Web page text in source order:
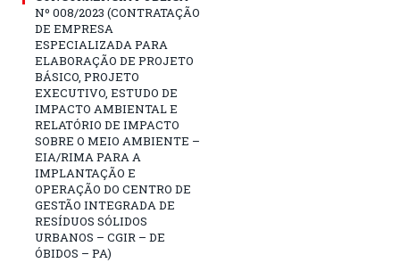
Nº 008/2023 (CONTRATAÇÃO
DE EMPRESA
ESPECIALIZADA PARA
ELABORAÇÃO DE PROJETO
BÁSICO, PROJETO
EXECUTIVO, ESTUDO DE
IMPACTO AMBIENTAL E
RELATÓRIO DE IMPACTO
SOBRE O MEIO AMBIENTE –
EIA/RIMA PARA A
IMPLANTAÇÃO E
OPERAÇÃO DO CENTRO DE
GESTÃO INTEGRADA DE
RESÍDUOS SÓLIDOS
URBANOS – CGIR – DE
ÓBIDOS – PA)